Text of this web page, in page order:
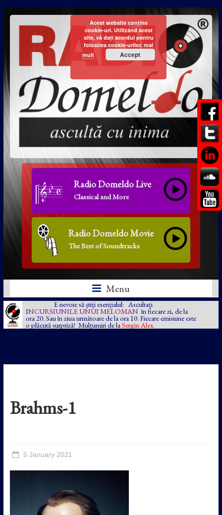
Radio Domeldo Live
Classical and More
Radio Domeldo Movie
The Best of Soundtracks
Menu
E nevoie să știți esențialul: Ascultați
INCURSIUNILE UNUI MELOMAN în fiecare zi, de la
ora 20. Sau în ziua următoare de la ora 10. Fiecare emisiune este
o plăcută surpriză! Mulțumiri de la Sergiu Alex.
Brahms-1
5 January 2021
Acest website conține
cookie-uri. Utilizând acest
site, vă dați acordul pentru
folosirea cookie-urilor. mai
mult
Accept